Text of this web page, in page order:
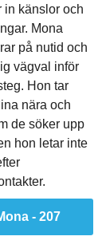
in känslor och
Mona
på nutid och
vägval inför
Hon tar
nära och
de söker upp
hon letar inte
- 207